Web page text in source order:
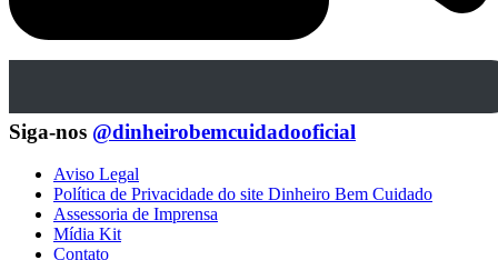
Siga-nos @dinheirobemcuidadooficial
Aviso Legal
Política de Privacidade do site Dinheiro Bem Cuidado
Assessoria de Imprensa
Mídia Kit
Contato